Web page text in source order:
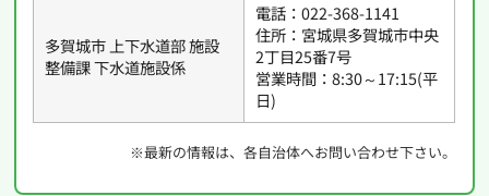
多賀城市 上下水道部 施設
整備課 下水道施設係
電話：022-368-1141
住所：宮城県多賀城市中央
2丁目25番7号
営業時間：8:30～17:15(平
日)
※最新の情報は、各自治体へお問い合わせ下さい。